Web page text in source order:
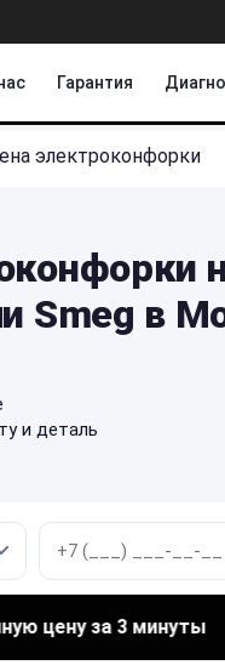
Гарантия
электроконфорки
Smeg в
и деталь
цену за 3 минуты